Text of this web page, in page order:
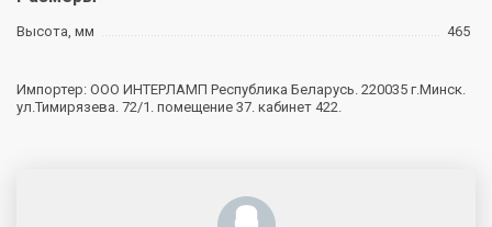
Высота, мм 465
Импортер: ООО ИНТЕРЛАМП Республика Беларусь. 220035 г.Минск.
ул.Тимирязева. 72/1. помещение 37. кабинет 422.